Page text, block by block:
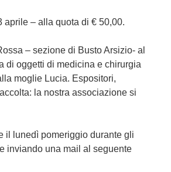
aprile – alla quota di € 50,00.
– sezione di Busto Arsizio- al
di oggetti di medicina e chirurgia
moglie Lucia. Espositori,
la nostra associazione si
il lunedì pomeriggio durante gli
inviando una mail al seguente